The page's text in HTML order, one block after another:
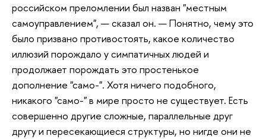
российском преломлении был назван "местным
самоуправлением", — сказал он. — Понятно, чему это
было призвано противостоять, какое количество
иллюзий порождало у симпатичных людей и
продолжает порождать это простенькое
дополнение "само-". Хотя ничего подобного,
никакого "само-" в мире просто не существует. Есть
совершенно другие сложные, параллельные друг
другу и пересекающиеся структуры, но нигде они не